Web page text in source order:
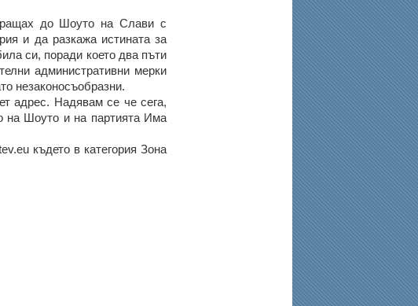
до Шоуто на Слави с
и да разкажа истината за
си, поради което два пъти
административни мерки
незаконосъобразни.
адрес. Надявам се че сега,
на Шоуто и на партията Има
където в категория Зона